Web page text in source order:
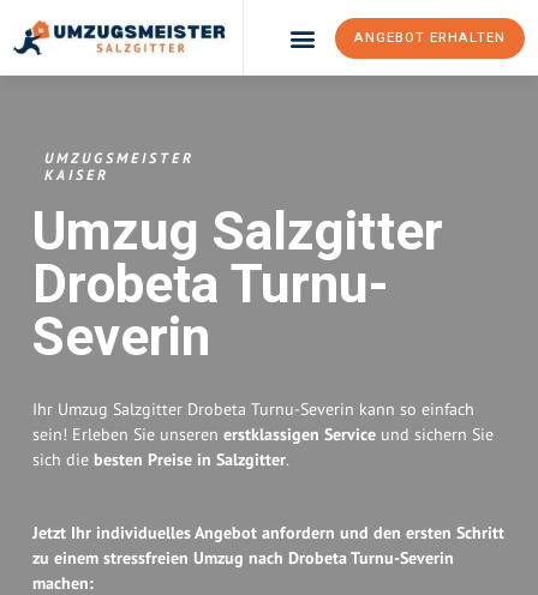
ANGEBOT ERHALTEN
UMZUGSMEISTER
KAISER
Umzug Salzgitter
Drobeta Turnu-
Severin
Ihr Umzug Salzgitter Drobeta Turnu-Severin kann so einfach
sein! Erleben Sie unseren erstklassigen Service und sichern Sie
sich die besten Preise in Salzgitter.
Jetzt Ihr individuelles Angebot anfordern und den ersten Schritt
zu einem stressfreien Umzug nach Drobeta Turnu-Severin
machen: